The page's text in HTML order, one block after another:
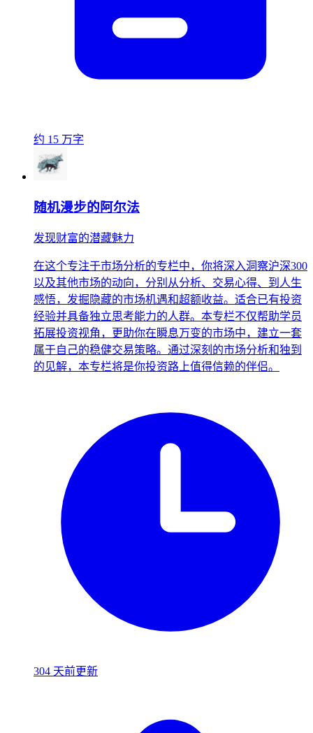
约 15 万字
随机漫步的阿尔法
发现财富的潜藏魅力
在这个专注于市场分析的专栏中，你将深入洞察沪深300
以及其他市场的动向，分别从分析、交易心得、到人生
感悟，发掘隐藏的市场机遇和超额收益。适合已有投资
经验并具备独立思考能力的人群。本专栏不仅帮助学员
拓展投资视角，更助你在瞬息万变的市场中，建立一套
属于自己的稳健交易策略。通过深刻的市场分析和独到
的见解，本专栏将是你投资路上值得信赖的伴侣。
304 天前更新